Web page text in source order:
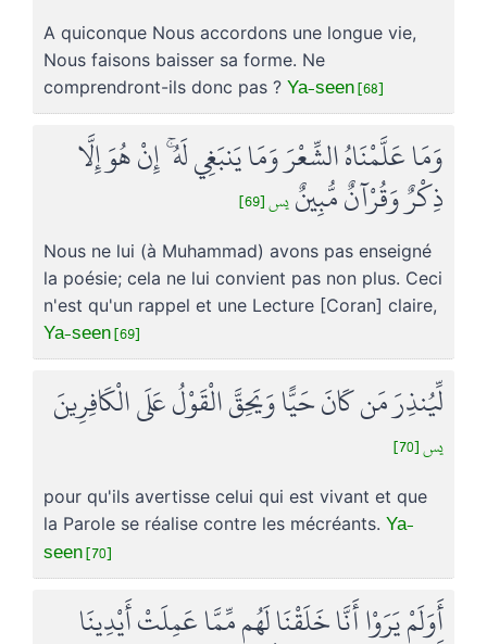
A quiconque Nous accordons une longue vie,
Nous faisons baisser sa forme. Ne
comprendront-ils donc pas ? Ya-seen [68]
وَمَا عَلَّمْنَاهُ الشِّعْرَ وَمَا يَنبَغِي لَهُ ۚ إِنْ هُوَ إِلَّا
ذِكْرٌ وَقُرْآنٌ مُّبِينٌ يس [69]
Nous ne lui (à Muhammad) avons pas enseigné
la poésie; cela ne lui convient pas non plus. Ceci
n'est qu'un rappel et une Lecture [Coran] claire,
Ya-seen [69]
لِّيُنذِرَ مَن كَانَ حَيًّا وَيَحِقَّ الْقَوْلُ عَلَى الْكَافِرِينَ
يس [70]
pour qu'ils avertisse celui qui est vivant et que
la Parole se réalise contre les mécréants. Ya-
seen [70]
أَوَلَمْ يَرَوْا أَنَّا خَلَقْنَا لَهُم مِّمَّا عَمِلَتْ أَيْدِينَا